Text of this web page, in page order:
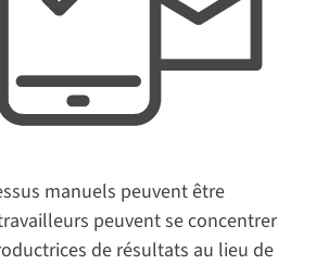
manuels peuvent être
peuvent se concentrer
de résultats au lieu de